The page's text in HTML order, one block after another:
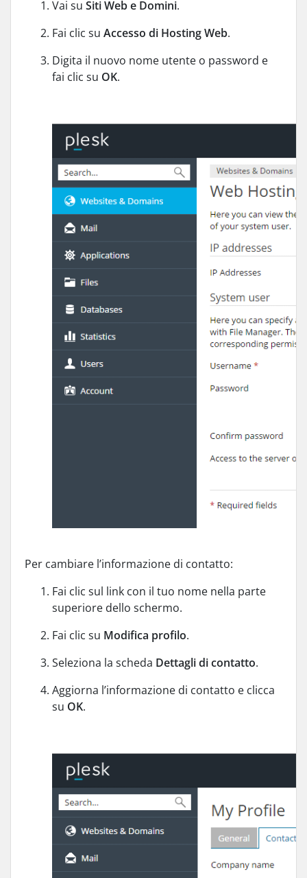
Vai su Siti Web e Domini.
Fai clic su Accesso di Hosting Web.
Digita il nuovo nome utente o password e
fai clic su OK.
Per cambiare l’informazione di contatto:
Fai clic sul link con il tuo nome nella parte
superiore dello schermo.
Fai clic su Modifica profilo.
Seleziona la scheda Dettagli di contatto.
Aggiorna l’informazione di contatto e clicca
su OK.